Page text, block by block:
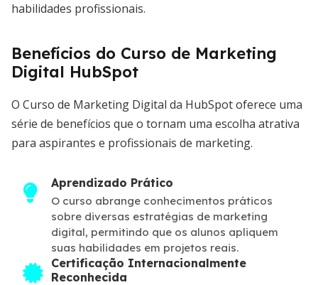
habilidades profissionais.
Benefícios do Curso de Marketing
Digital HubSpot
O Curso de Marketing Digital da HubSpot oferece uma
série de benefícios que o tornam uma escolha atrativa
para aspirantes e profissionais de marketing.
Aprendizado Prático
O curso abrange conhecimentos práticos
sobre diversas estratégias de marketing
digital, permitindo que os alunos apliquem
suas habilidades em projetos reais.
Certificação Internacionalmente
Reconhecida